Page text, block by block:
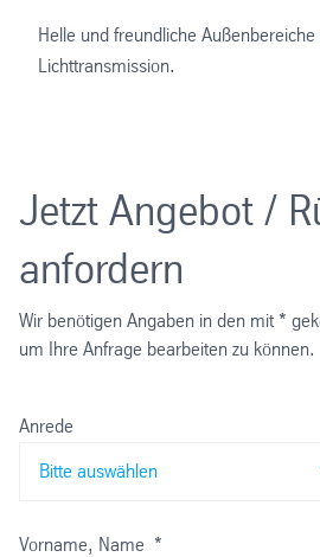
Helle und freundliche
Lichttransmission.
Jetzt Angebot /
anfordern
Wir benötigen Angaben in den mit *
um Ihre Anfrage bearbeiten zu können.
Anrede
Bitte auswählen
Vorname, Name *